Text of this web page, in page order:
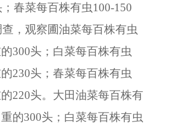
春菜每百株有虫100-150
，观察圃油菜每百株有虫
300头；白菜每百株有虫
230头；春菜每百株有虫
220头。大田油菜每百株有
的300头；白菜每百株有虫